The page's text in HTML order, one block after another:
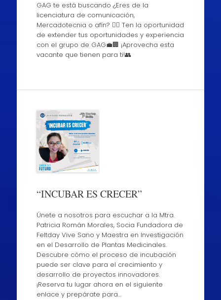
GAG te está buscando ¿Eres de la
licenciatura de comunicación,
Mercadotecnia o afín? 👈🏼 Ten la oportunidad
de extender tus oportunidades y experiencia
con el grupo de GAG💼🏢 ¡Aprovecha esta
vacante que tienen para ti!👥
“INCUBAR ES CRECER”
Únete a nosotros para escuchar a la Mtra.
Patricia Román Morales, Socia Fundadora de
Feltday Vive Sano y Maestra en Investigación
en el Desarrollo de Plantas Medicinales.
Descubre cómo el proceso de incubación
puede ser clave para el crecimiento y
desarrollo de proyectos innovadores.
¡Reserva tu lugar ahora en el siguiente
enlace y prepárate para…